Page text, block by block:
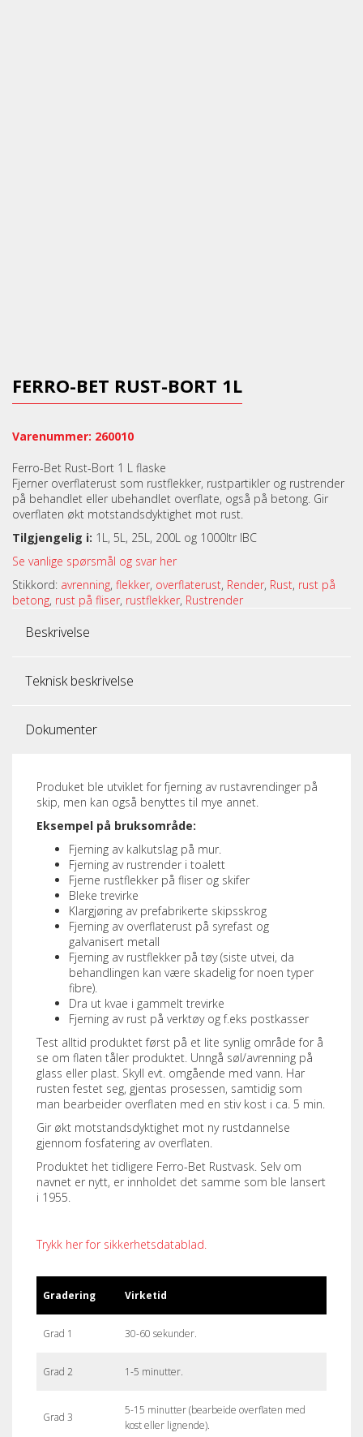
FERRO-BET RUST-BORT 1L
Varenummer: 260010
Ferro-Bet Rust-Bort 1 L flaske
Fjerner overflaterust som rustflekker, rustpartikler og rustrender
på behandlet eller ubehandlet overflate, også på betong. Gir
overflaten økt motstandsdyktighet mot rust.
Tilgjengelig i: 1L, 5L, 25L, 200L og 1000ltr IBC
Se vanlige spørsmål og svar her
Stikkord: avrenning, flekker, overflaterust, Render, Rust, rust på
betong, rust på fliser, rustflekker, Rustrender
Beskrivelse
Teknisk beskrivelse
Dokumenter
Produket ble utviklet for fjerning av rustavrendinger på
skip, men kan også benyttes til mye annet.
Eksempel på bruksområde:
Fjerning av kalkutslag på mur.
Fjerning av rustrender i toalett
Fjerne rustflekker på fliser og skifer
Bleke trevirke
Klargjøring av prefabrikerte skipsskrog
Fjerning av overflaterust på syrefast og
galvanisert metall
Fjerning av rustflekker på tøy (siste utvei, da
behandlingen kan være skadelig for noen typer
fibre).
Dra ut kvae i gammelt trevirke
Fjerning av rust på verktøy og f.eks postkasser
Test alltid produktet først på et lite synlig område for å
se om flaten tåler produktet. Unngå søl/avrenning på
glass eller plast. Skyll evt. omgående med vann. Har
rusten festet seg, gjentas prosessen, samtidig som
man bearbeider overflaten med en stiv kost i ca. 5 min.
Gir økt motstandsdyktighet mot ny rustdannelse
gjennom fosfatering av overflaten.
Produktet het tidligere Ferro-Bet Rustvask. Selv om
navnet er nytt, er innholdet det samme som ble lansert
i 1955.
Trykk her for sikkerhetsdatablad.
Gradering Virketid
Grad 1 30-60 sekunder.
Grad 2 1-5 minutter.
Grad 3
5-15 minutter (bearbeide overflaten med
kost eller lignende).